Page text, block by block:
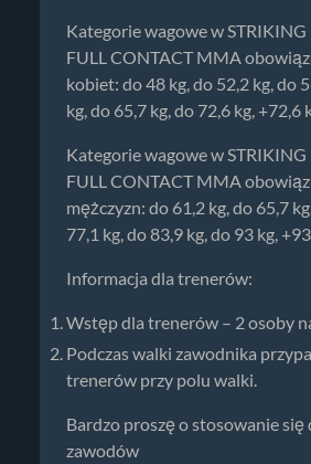
Kategorie wagowe w
FULL CONTACT MMA
kobiet: do 48 kg, do 52,2 kg, do
kg, do 65,7 kg, do 72,6 kg, +72,6
Kategorie wagowe w
FULL CONTACT MMA
mężczyzn: do 61,2 kg, do 65,7
77,1 kg, do 83,9 kg, do 93 kg,
Informacja dla trenerów:
Wstęp dla trenerów – 2 osoby
Podczas walki zawodnika
trenerów przy polu walki.
Bardzo proszę o stosowanie się
zawodów